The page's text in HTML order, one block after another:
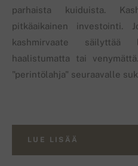
parhaista kuiduista.
pitkäaikainen investointi.
kashmirvaate säilyttää
haalistumatta tai
"perintölahja" seuraavalle
LUE LISÄÄ